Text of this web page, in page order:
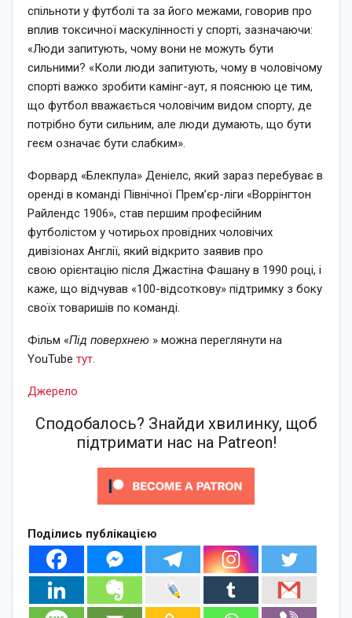
спільноти у футболі та за його межами, говорив про
вплив токсичної маскулінності у спорті, зазначаючи:
«Люди запитують, чому вони не можуть бути
сильними? «Коли люди запитують, чому в чоловічому
спорті важко зробити камінг-аут, я пояснюю це тим,
що футбол вважається чоловічим видом спорту, де
потрібно бути сильним, але люди думають, що бути
геєм означає бути слабким».
Форвард «Блекпула» Деніелс, який зараз перебуває в
оренді в команді Північної Прем’єр-ліги «Воррінгтон
Райлендс 1906», став першим професійним
футболістом у чотирьох провідних чоловічих
дивізіонах Англії, який відкрито заявив про
свою орієнтацію після Джастіна Фашану в 1990 році, і
каже, що відчував «100-відсоткову» підтримку з боку
своїх товаришів по команді.
Фільм «Під поверхнею » можна переглянути на
YouTube тут.
Джерело
Сподобалось? Знайди хвилинку, щоб
підтримати нас на Patreon!
Поділись публікацією